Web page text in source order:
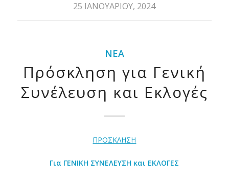
25 ΙΑΝΟΥΑΡΊΟΥ, 2024
ΝΈΑ
Πρόσκληση για Γενική
Συνέλευση και Εκλογές
ΠΡΟΣΚΛΗΣΗ
Για ΓΕΝΙΚΗ ΣΥΝΕΛΕΥΣΗ και ΕΚΛΟΓΕΣ